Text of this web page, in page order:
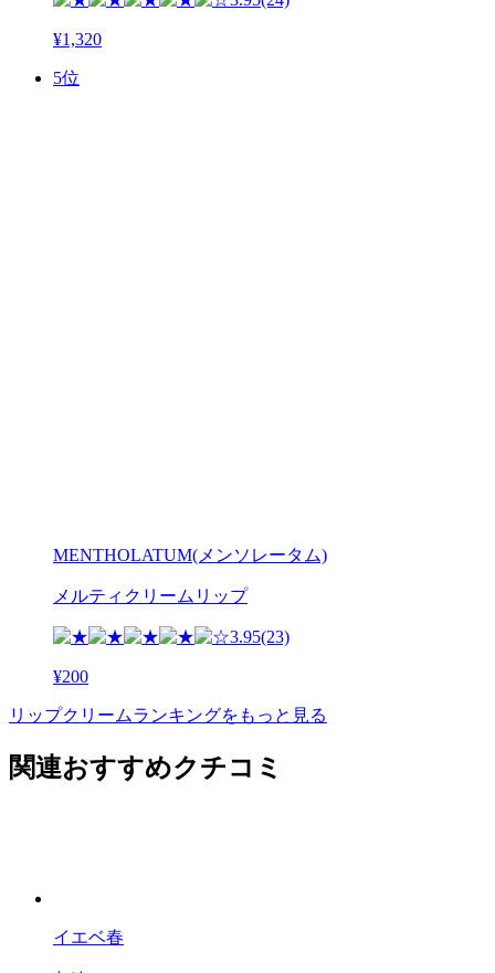
¥1,320
5位
MENTHOLATUM(メンソレータム)
メルティクリームリップ
3.95(23)
¥200
リップクリームランキングをもっと見る
関連おすすめクチコミ
イエベ春